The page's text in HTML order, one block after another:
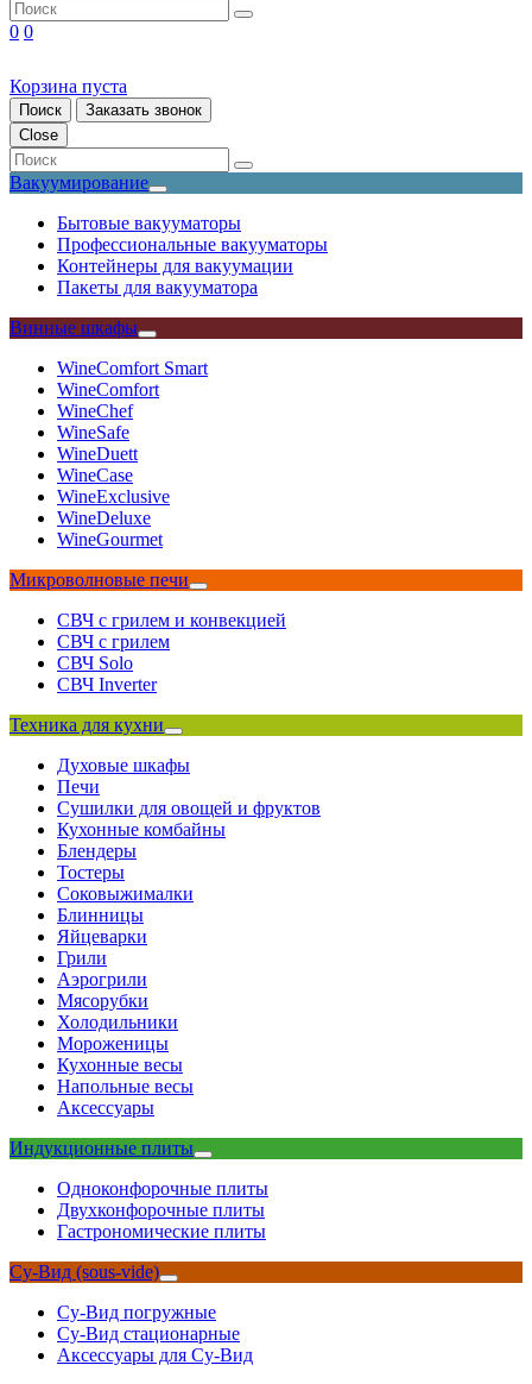
0 0
Корзина пуста
Поиск
Заказать звонок
Close
Вакуумирование
Бытовые вакууматоры
Профессиональные вакууматоры
Контейнеры для вакуумации
Пакеты для вакууматора
Винные шкафы
WineComfort Smart
WineComfort
WineChef
WineSafe
WineDuett
WineCase
WineExclusive
WineDeluxe
WineGourmet
Микроволновые печи
СВЧ с грилем и конвекцией
СВЧ с грилем
СВЧ Solo
СВЧ Inverter
Техника для кухни
Духовые шкафы
Печи
Сушилки для овощей и фруктов
Кухонные комбайны
Блендеры
Тостеры
Соковыжималки
Блинницы
Яйцеварки
Грили
Аэрогрили
Мясорубки
Холодильники
Мороженицы
Кухонные весы
Напольные весы
Аксессуары
Индукционные плиты
Одноконфорочные плиты
Двухконфорочные плиты
Гастрономические плиты
Су-Вид (sous-vide)
Су-Вид погружные
Су-Вид стационарные
Аксессуары для Су-Вид